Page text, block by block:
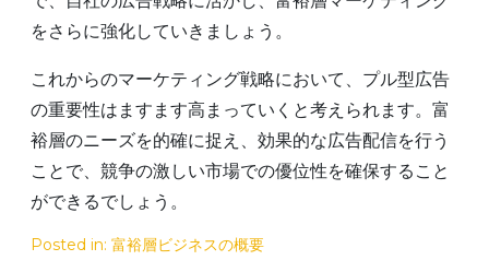
をさらに強化していきましょう。
これからのマーケティング戦略において、プル型広告
の重要性はますます高まっていくと考えられます。富
裕層のニーズを的確に捉え、効果的な広告配信を行う
ことで、競争の激しい市場での優位性を確保すること
ができるでしょう。
Posted in: 富裕層ビジネスの概要